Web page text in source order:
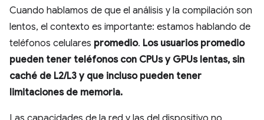
Cuando hablamos de que el análisis y la compilación son
lentos, el contexto es importante: estamos hablando de
teléfonos celulares promedio. Los usuarios promedio
pueden tener teléfonos con CPUs y GPUs lentas, sin
caché de L2/L3 y que incluso pueden tener
limitaciones de memoria.